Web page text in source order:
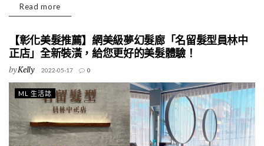
Read more
【彰化美髮推薦】網美級夢幻髮廊「名留髮型員林中
正店」全新裝潢，給您更好的美髮體驗！
byKelly 2022-05-17 0
ML 生活誌